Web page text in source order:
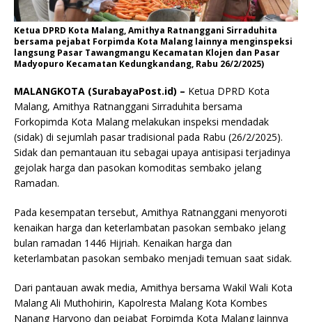
Ketua DPRD Kota Malang, Amithya Ratnanggani Sirraduhita
bersama pejabat Forpimda Kota Malang lainnya menginspeksi
langsung Pasar Tawangmangu Kecamatan Klojen dan Pasar
Madyopuro Kecamatan Kedungkandang, Rabu 26/2/2025)
MALANGKOTA (SurabayaPost.id) – Ketua DPRD Kota
Malang, Amithya Ratnanggani Sirraduhita bersama
Forkopimda Kota Malang melakukan inspeksi mendadak
(sidak) di sejumlah pasar tradisional pada Rabu (26/2/2025).
Sidak dan pemantauan itu sebagai upaya antisipasi terjadinya
gejolak harga dan pasokan komoditas sembako jelang
Ramadan.
Pada kesempatan tersebut, Amithya Ratnanggani menyoroti
kenaikan harga dan keterlambatan pasokan sembako jelang
bulan ramadan 1446 Hijriah. Kenaikan harga dan
keterlambatan pasokan sembako menjadi temuan saat sidak.
Dari pantauan awak media, Amithya bersama Wakil Wali Kota
Malang Ali Muthohirin, Kapolresta Malang Kota Kombes
Nanang Haryono dan pejabat Forpimda Kota Malang lainnya